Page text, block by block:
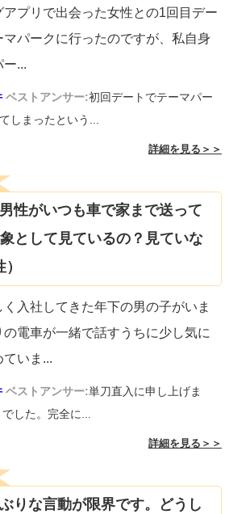
でくださいね。応援しています。
アプリで出会った女性との1回目デー
マパークに行ったのですが、私自身
ー...
ベストアンサー:初回デートでテーマパー
しまったという...
詳細を見る＞＞
性がいつも車で家まで送って
として見ているの？見ていな
入社してきた年下の男の子がいま
の電車が一緒で話すうちに少し気に
いま ...
ベストアンサー:単刀直入に申し上げま
した。完全に...
詳細を見る＞＞
りな言動が限界です。どうし